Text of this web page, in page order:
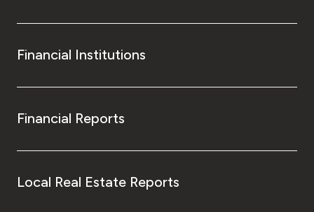
Financial Institutions
Financial Reports
Local Real Estate Reports